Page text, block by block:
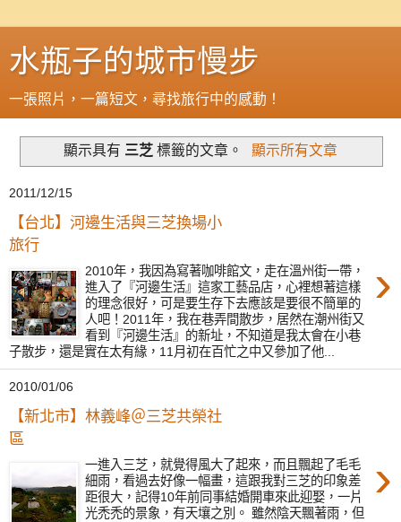
水瓶子的城市慢步
一張照片，一篇短文，尋找旅行中的感動！
顯示具有 三芝標籤的文章。 顯示所有文章
2011/12/15
【台北】河邊生活與三芝換場小
旅行
›
2010年，我因為寫著咖啡館文，走在溫州街一帶，
進入了『河邊生活』這家工藝品店，心裡想著這樣
的理念很好，可是要生存下去應該是要很不簡單的
人吧！2011年，我在巷弄間散步，居然在潮州街又
看到『河邊生活』的新址，不知道是我太會在小巷
子散步，還是實在太有緣，11月初在百忙之中又參加了他...
2010/01/06
【新北市】林義峰＠三芝共榮社
區
›
一進入三芝，就覺得風大了起來，而且飄起了毛毛
細雨，看過去好像一幅畫，這跟我對三芝的印象差
距很大，記得10年前同事結婚開車來此迎娶，一片
光禿禿的景象，有天壤之別。 雖然陰天飄著雨，但